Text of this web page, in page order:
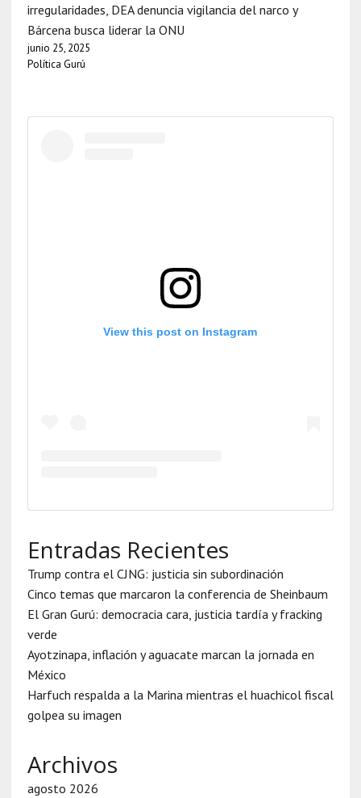
irregularidades, DEA denuncia vigilancia del narco y
Bárcena busca liderar la ONU
junio 25, 2025
Política Gurú
View this post on Instagram
Entradas Recientes
Trump contra el CJNG: justicia sin subordinación
Cinco temas que marcaron la conferencia de Sheinbaum
El Gran Gurú: democracia cara, justicia tardía y fracking
verde
Ayotzinapa, inflación y aguacate marcan la jornada en
México
Harfuch respalda a la Marina mientras el huachicol fiscal
golpea su imagen
Archivos
agosto 2026